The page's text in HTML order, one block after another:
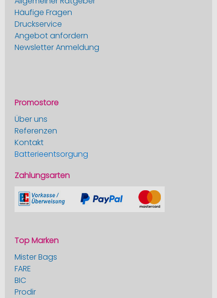
Häufige Fragen
Druckservice
Angebot anfordern
Newsletter Anmeldung
Promostore
Über uns
Referenzen
Kontakt
Batterieentsorgung
Zahlungsarten
Top Marken
Mister Bags
FARE
BIC
Prodir